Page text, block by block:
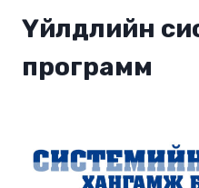
Үйлдлийн
программ